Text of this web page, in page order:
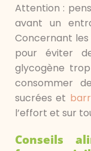
Attention :
avant un
Concernant
pour éviter
glycogène
consommer
sucrées et
l’effort et sur
Conseils